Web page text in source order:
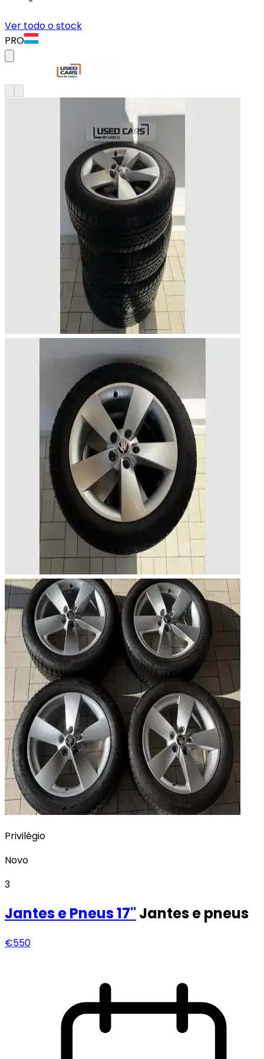
Ver todo o stock
PRO
Privilégio
Novo
3
Jantes e Pneus17" Jantes e pneus
€550